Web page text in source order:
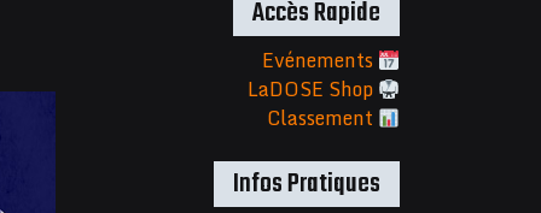
Accès Rapide
Evénements
LaDOSE Shop
Classement
Infos Pratiques